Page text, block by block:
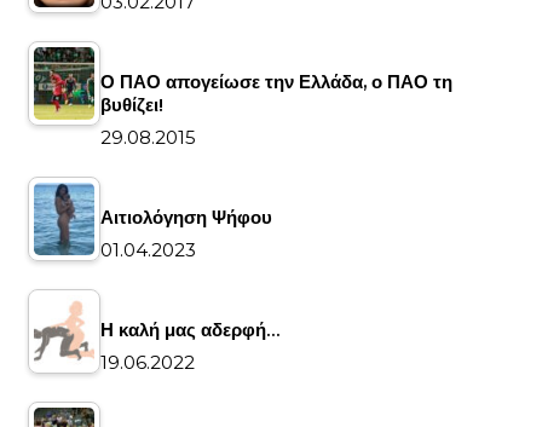
Ο ΠΑΟ απογείωσε την Ελλάδα, ο ΠΑΟ τη
βυθίζει!
29.08.2015
Αιτιολόγηση Ψήφου
01.04.2023
Η καλή μας αδερφή…
19.06.2022